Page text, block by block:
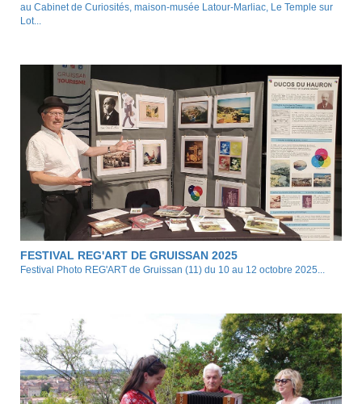
au Cabinet de Curiosités, maison-musée Latour-Marliac, Le Temple sur
Lot...
FESTIVAL REG'ART DE GRUISSAN 2025
Festival Photo REG'ART de Gruissan (11) du 10 au 12 octobre 2025...